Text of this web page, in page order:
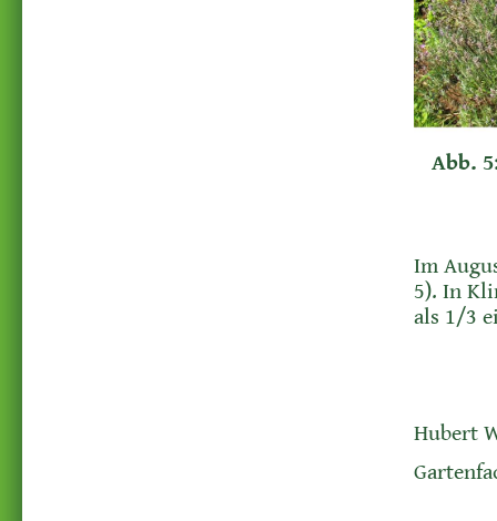
Abb.
Im
5). In
als 1/3
Hubert